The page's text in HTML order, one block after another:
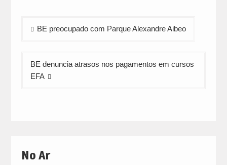
Navegação
BE preocupado com Parque Alexandre Aibeo
BE denuncia atrasos nos pagamentos em cursos
EFA
No Ar